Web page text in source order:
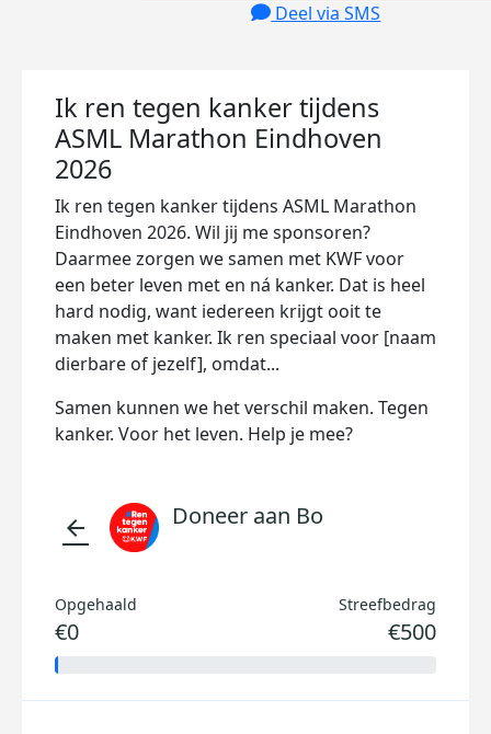
Deel via SMS
Ik ren tegen kanker tijdens
ASML Marathon Eindhoven
2026
Ik ren tegen kanker tijdens ASML Marathon
Eindhoven 2026. Wil jij me sponsoren?
Daarmee zorgen we samen met KWF voor
een beter leven met en ná kanker. Dat is heel
hard nodig, want iedereen krijgt ooit te
maken met kanker. Ik ren speciaal voor [naam
dierbare of jezelf], omdat...
Samen kunnen we het verschil maken. Tegen
kanker. Voor het leven. Help je mee?
arrow_back Doneer aan Bo
Opgehaald
€0
Streefbedrag
€500